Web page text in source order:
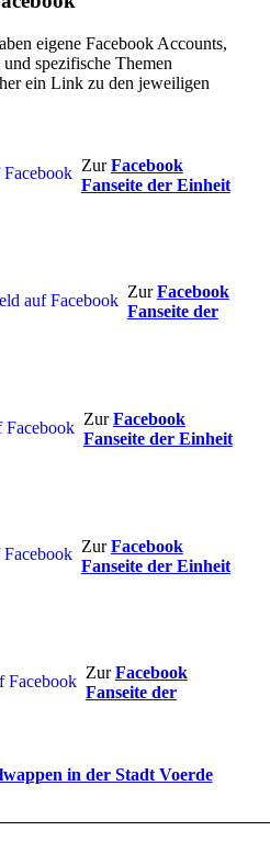
eigene Facebook Accounts,
spezifische Themen
ein Link zu den jeweiligen
ZurFacebook
Fanseite der Einheit
ZurFacebook
Fanseite der
ZurFacebook
Fanseite der Einheit
ZurFacebook
Fanseite der Einheit
ZurFacebook
Fanseite der
in der Stadt Voerde